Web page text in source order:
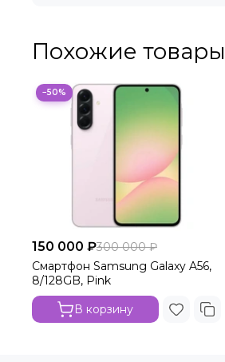
Похожие товары
−50%
150 000 ₽300 000 ₽
Смартфон Samsung Galaxy A56,
8/128GB, Pink
В корзину